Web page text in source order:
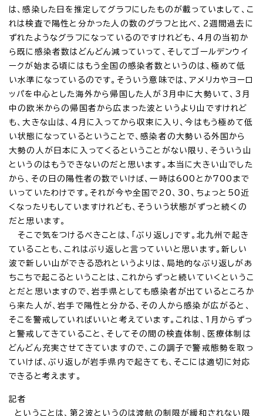
は、感染した日を推定してグラフにしたものが載っていまして、こ
れは検査で陽性と分かった人の数のグラフと比べ、2週間過去に
ずれたようなグラフになっているのですけれども、4月の当初か
ら既に感染者数はどんどん減っていって、そしてゴールデンウイ
ークが始まる頃にはもう全国の感染者数というのは、極めて低
い水準になっているのです。そういう意味では、アメリカやヨーロ
ッパを中心とした海外から帰国した人が3月中に大勢いて、3月
中の欧米からの帰国者から広まった波というより山ですけれど
も、大きな山は、4月に入ってから収束に入り、今はもう極めて低
い状態になっているということで、感染者の大勢いる外国から
大勢の人が日本に入ってくるということがない限り、そういう山
というのはもうできないのだと思います。本当に大きい山でした
から、その日の陽性者の数でいけば、一時は600とか700まで
いっていたわけです。それが今や全国で20、30、ちょっと50近
くなったりもしていますけれども、そういう状態がずっと続くの
だと思います。
そこで気をつけるべきことは、「ぶり返し」です。北九州で起き
ていることも、これはぶり返しと言っていいと思います。新しい
波で新しい山ができる恐れというよりは、局地的なぶり返しがあ
ちこちで起こるということは、これからずっと続いていくというこ
とだと思いますので、岩手県としても感染者が出ているところか
ら来た人が、岩手で陽性と分かる、その人から感染が広がると、
そこを警戒していればいいと考えています。これは、1月からずっ
と警戒してきていること、そしてその間の検査体制、医療体制は
どんどん充実させてきていますので、この調子で警戒態勢を取っ
ていけば、ぶり返しが岩手県内で起きても、そこには適切に対応
できると考えます。
記者
ということは、第2波というのは渡航の制限が緩和されない限